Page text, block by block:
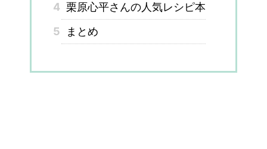
4 栗原心平さんの人気レシピ本
5
まとめ